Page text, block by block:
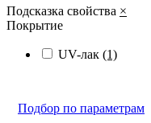
Подсказка свойства ×
Покрытие
UV-лак (1)
Подбор по параметрам